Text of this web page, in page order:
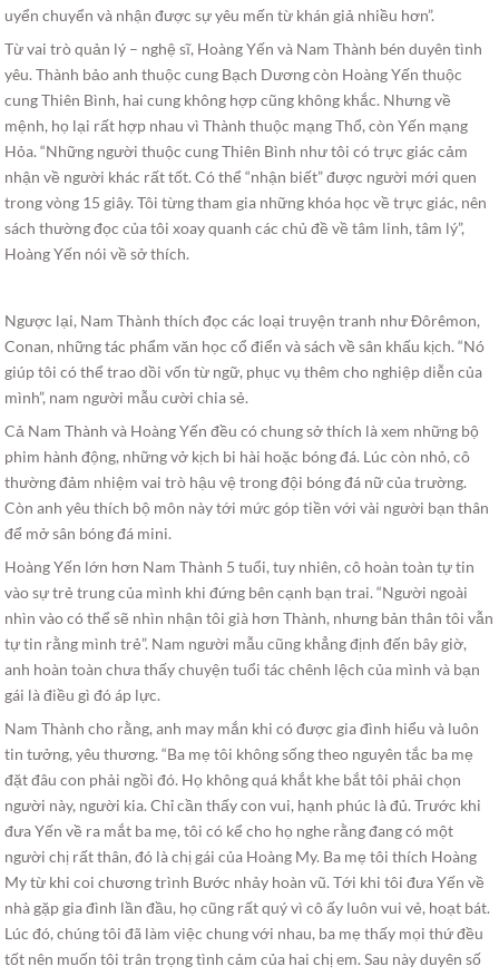
uyển chuyển và nhận được sự yêu mến từ khán giả nhiều hơn”.
Từ vai trò quản lý – nghệ sĩ, Hoàng Yến và Nam Thành bén duyên tình
yêu. Thành bảo anh thuộc cung Bạch Dương còn Hoàng Yến thuộc
cung Thiên Bình, hai cung không hợp cũng không khắc. Nhưng về
mệnh, họ lại rất hợp nhau vì Thành thuộc mạng Thổ, còn Yến mạng
Hỏa. “Những người thuộc cung Thiên Bình như tôi có trực giác cảm
nhận về người khác rất tốt. Có thể “nhận biết” được người mới quen
trong vòng 15 giây. Tôi từng tham gia những khóa học về trực giác, nên
sách thường đọc của tôi xoay quanh các chủ đề về tâm linh, tâm lý”,
Hoàng Yến nói về sở thích.
Ngược lại, Nam Thành thích đọc các loại truyện tranh như Đôrêmon,
Conan, những tác phẩm văn học cổ điển và sách về sân khấu kịch. “Nó
giúp tôi có thể trao dồi vốn từ ngữ, phục vụ thêm cho nghiệp diễn của
mình”, nam người mẫu cười chia sẻ.
Cả Nam Thành và Hoàng Yến đều có chung sở thích là xem những bộ
phim hành động, những vở kịch bi hài hoặc bóng đá. Lúc còn nhỏ, cô
thường đảm nhiệm vai trò hậu vệ trong đội bóng đá nữ của trường.
Còn anh yêu thích bộ môn này tới mức góp tiền với vài người bạn thân
để mở sân bóng đá mini.
Hoàng Yến lớn hơn Nam Thành 5 tuổi, tuy nhiên, cô hoàn toàn tự tin
vào sự trẻ trung của mình khi đứng bên cạnh bạn trai. “Người ngoài
nhìn vào có thể sẽ nhìn nhận tôi già hơn Thành, nhưng bản thân tôi vẫn
tự tin rằng mình trẻ”. Nam người mẫu cũng khẳng định đến bây giờ,
anh hoàn toàn chưa thấy chuyện tuổi tác chênh lệch của mình và bạn
gái là điều gì đó áp lực.
Nam Thành cho rằng, anh may mắn khi có được gia đình hiểu và luôn
tin tưởng, yêu thương. “Ba mẹ tôi không sống theo nguyên tắc ba mẹ
đặt đâu con phải ngồi đó. Họ không quá khắt khe bắt tôi phải chọn
người này, người kia. Chỉ cần thấy con vui, hạnh phúc là đủ. Trước khi
đưa Yến về ra mắt ba mẹ, tôi có kể cho họ nghe rằng đang có một
người chị rất thân, đó là chị gái của Hoàng My. Ba mẹ tôi thích Hoàng
My từ khi coi chương trình Bước nhảy hoàn vũ. Tới khi tôi đưa Yến về
nhà gặp gia đình lần đầu, họ cũng rất quý vì cô ấy luôn vui vẻ, hoạt bát.
Lúc đó, chúng tôi đã làm việc chung với nhau, ba mẹ thấy mọi thứ đều
tốt nên muốn tôi trân trọng tình cảm của hai chị em. Sau này duyên số